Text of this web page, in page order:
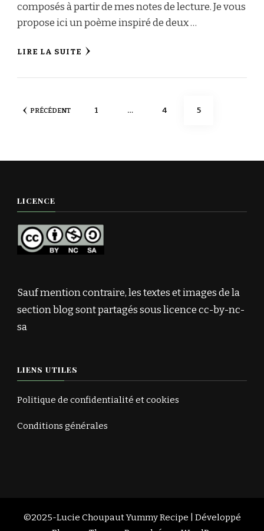
composés à partir de mes notes de lecture. Je vous
propose ici un poème inspiré de deux …
LIRE LA SUITE
Pagination
PRÉCÉDENT PAGE
1 … PAGE
4 PAGE
5
LICENCE
Sauf mention contraire, les textes et images de la
section blog sont partagés sous licence cc-by-nc-
sa
LIENS UTILES
Politique de confidentialité et cookies
Conditions générales
©2025-Lucie ChoupautYummy Recipe | Développé